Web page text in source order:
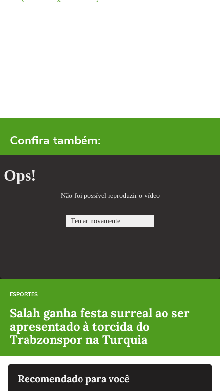
Confira também:
ESPORTES
Salah ganha festa surreal ao ser
apresentado à torcida do
Trabzonspor na Turquia
Recomendado para você